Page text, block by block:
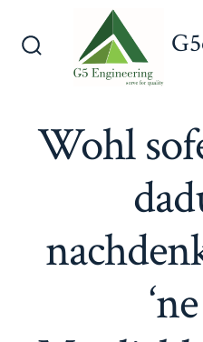
Search
Toggle
Wohl